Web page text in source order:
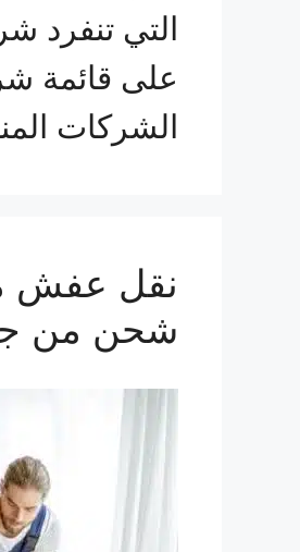
التي تنفرد
على قائمة
الشركات
شحن من